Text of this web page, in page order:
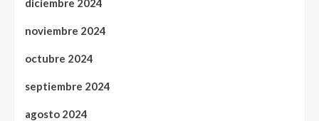
diciembre 2024
noviembre 2024
octubre 2024
septiembre 2024
agosto 2024